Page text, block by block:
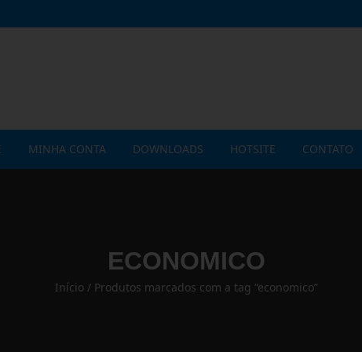
MINHA CONTA DOWNLOADS HOTSITE
Outros serviços
CONTATO
ECONOMICO
Início/ Produtos marcados com a tag “economico”